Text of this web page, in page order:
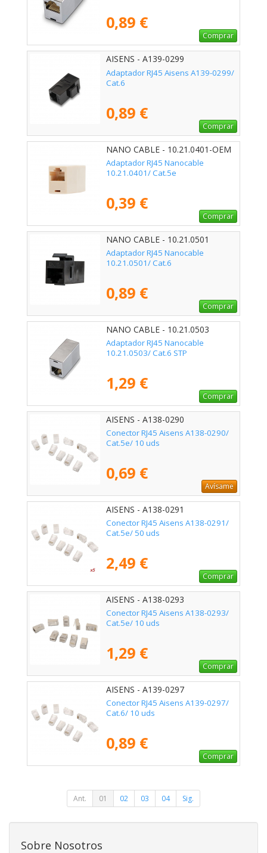
0,89 €
Comprar
AISENS - A139-0299
Adaptador RJ45 Aisens A139-0299/
Cat.6
0,89 €
Comprar
NANO CABLE - 10.21.0401-OEM
Adaptador RJ45 Nanocable
10.21.0401/ Cat.5e
0,39 €
Comprar
NANO CABLE - 10.21.0501
Adaptador RJ45 Nanocable
10.21.0501/ Cat.6
0,89 €
Comprar
NANO CABLE - 10.21.0503
Adaptador RJ45 Nanocable
10.21.0503/ Cat.6 STP
1,29 €
Comprar
AISENS - A138-0290
Conector RJ45 Aisens A138-0290/
Cat.5e/ 10 uds
0,69 €
Avísame
AISENS - A138-0291
Conector RJ45 Aisens A138-0291/
Cat.5e/ 50 uds
2,49 €
Comprar
AISENS - A138-0293
Conector RJ45 Aisens A138-0293/
Cat.5e/ 10 uds
1,29 €
Comprar
AISENS - A139-0297
Conector RJ45 Aisens A139-0297/
Cat.6/ 10 uds
0,89 €
Comprar
Ant. 01 02 03 04 Sig.
Sobre Nosotros